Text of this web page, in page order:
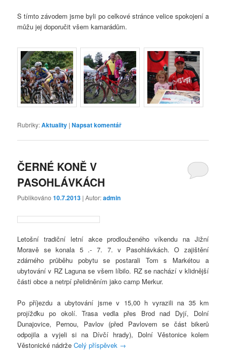
S tímto závodem jsme byli po celkové stránce velice spokojení a
můžu jej doporučit všem kamarádům.
Rubriky:Aktuality |Napsat komentář
ČERNÉ KONĚ V
PASOHLÁVKÁCH
Publikováno10.7.2013 | Autor:admin
Letošní tradiční letní akce prodlouženého víkendu na Jižní
Moravě se konala 5 .- 7. 7. v Pasohlávkách. O zajištění
zdárného průběhu pobytu se postarali Tom s Markétou a
ubytování v RZ Laguna se všem líbilo. RZ se nachází v klidnější
části obce a netrpí přelidněním jako camp Merkur.
Po příjezdu a ubytování jsme v 15,00 h vyrazili na 35 km
projížďku po okolí. Trasa vedla přes Brod nad Dyjí, Dolní
Dunajovice, Pernou, Pavlov (před Pavlovem se část bikerů
odpojila a vyjeli si na Dívčí hrady), Dolní Věstonice kolem
Věstonické nádržeCelý příspěvek →